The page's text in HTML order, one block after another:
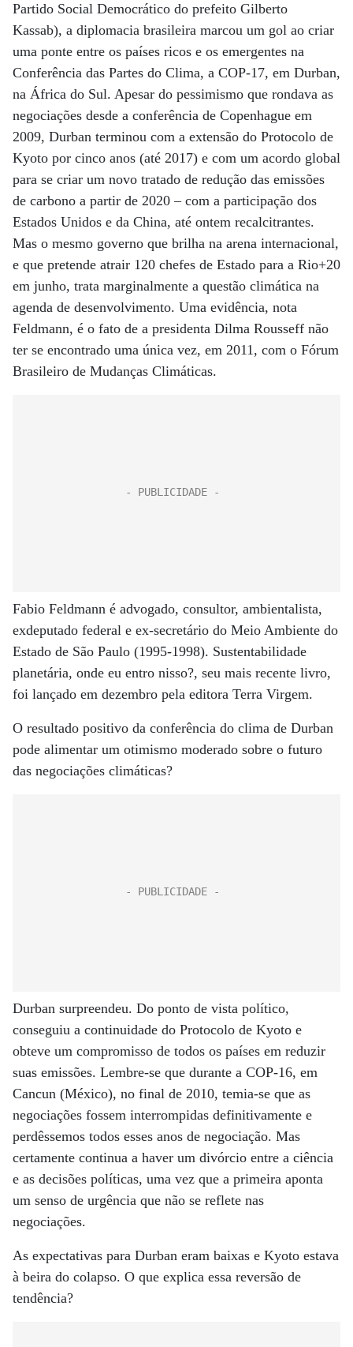
Partido Social Democrático do prefeito Gilberto
Kassab), a diplomacia brasileira marcou um gol ao criar
uma ponte entre os países ricos e os emergentes na
Conferência das Partes do Clima, a COP-17, em Durban,
na África do Sul. Apesar do pessimismo que rondava as
negociações desde a conferência de Copenhague em
2009, Durban terminou com a extensão do Protocolo de
Kyoto por cinco anos (até 2017) e com um acordo global
para se criar um novo tratado de redução das emissões
de carbono a partir de 2020 – com a participação dos
Estados Unidos e da China, até ontem recalcitrantes.
Mas o mesmo governo que brilha na arena internacional,
e que pretende atrair 120 chefes de Estado para a Rio+20
em junho, trata marginalmente a questão climática na
agenda de desenvolvimento. Uma evidência, nota
Feldmann, é o fato de a presidenta Dilma Rousseff não
ter se encontrado uma única vez, em 2011, com o Fórum
Brasileiro de Mudanças Climáticas.
Fabio Feldmann é advogado, consultor, ambientalista,
exdeputado federal e ex-secretário do Meio Ambiente do
Estado de São Paulo (1995-1998). Sustentabilidade
planetária, onde eu entro nisso?, seu mais recente livro,
foi lançado em dezembro pela editora Terra Virgem.
O resultado positivo da conferência do clima de Durban
pode alimentar um otimismo moderado sobre o futuro
das negociações climáticas?
Durban surpreendeu. Do ponto de vista político,
conseguiu a continuidade do Protocolo de Kyoto e
obteve um compromisso de todos os países em reduzir
suas emissões. Lembre-se que durante a COP-16, em
Cancun (México), no final de 2010, temia-se que as
negociações fossem interrompidas definitivamente e
perdêssemos todos esses anos de negociação. Mas
certamente continua a haver um divórcio entre a ciência
e as decisões políticas, uma vez que a primeira aponta
um senso de urgência que não se reflete nas
negociações.
As expectativas para Durban eram baixas e Kyoto estava
à beira do colapso. O que explica essa reversão de
tendência?